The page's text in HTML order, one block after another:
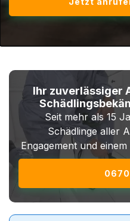
Ihr zuverlässiger
Seit mehr als 15
Schädlinge aller
Engagement und